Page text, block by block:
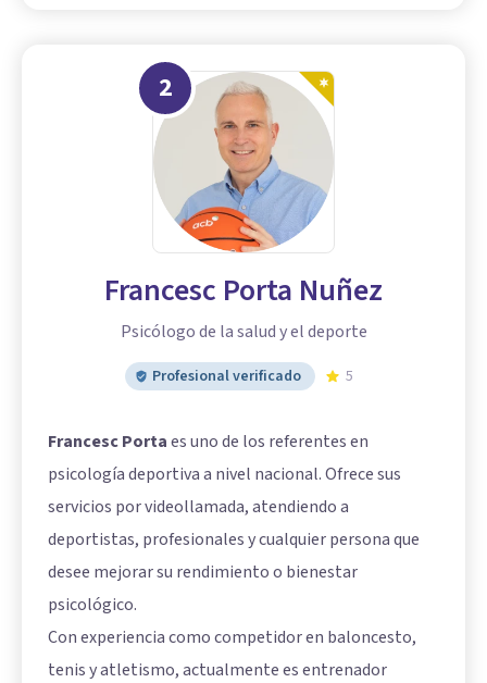
2
Francesc Porta Nuñez
Psicólogo de la salud y el deporte
Profesional verificado 5
Francesc Portaes uno de los referentes en
psicología deportiva a nivel nacional. Ofrece sus
servicios por videollamada, atendiendo a
deportistas, profesionales y cualquier persona que
desee mejorar su rendimiento o bienestar
psicológico.
Con experiencia como competidor en baloncesto,
tenis y atletismo, actualmente es entrenador